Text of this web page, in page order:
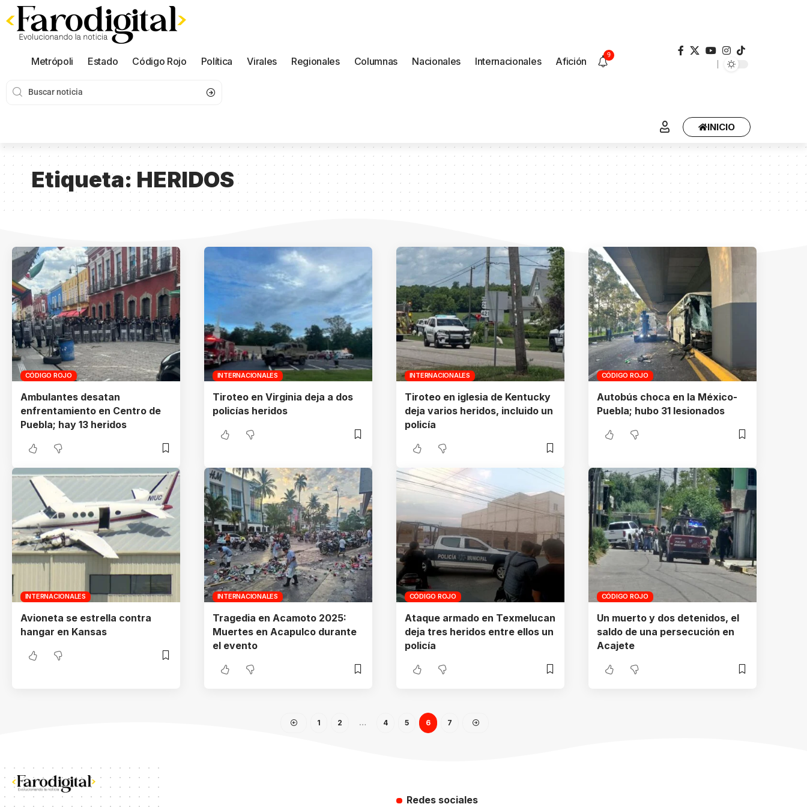
Metrópoli Estado Código Rojo Política Virales Regionales Columnas Nacionales Internacionales Afición
9
INICIO
Etiqueta: HERIDOS
CÓDIGO ROJO
Ambulantes desatan
enfrentamiento en Centro de
Puebla; hay 13 heridos
INTERNACIONALES
Tiroteo en Virginia deja a dos
policías heridos
INTERNACIONALES
Tiroteo en iglesia de Kentucky
deja varios heridos, incluido un
policía
CÓDIGO ROJO
Autobús choca en la México-
Puebla; hubo 31 lesionados
INTERNACIONALES
Avioneta se estrella contra
hangar en Kansas
INTERNACIONALES
Tragedia en Acamoto 2025:
Muertes en Acapulco durante
el evento
CÓDIGO ROJO
Ataque armado en Texmelucan
deja tres heridos entre ellos un
policía
CÓDIGO ROJO
Un muerto y dos detenidos, el
saldo de una persecución en
Acajete
1 2 … 4 5 6 7
Redes sociales